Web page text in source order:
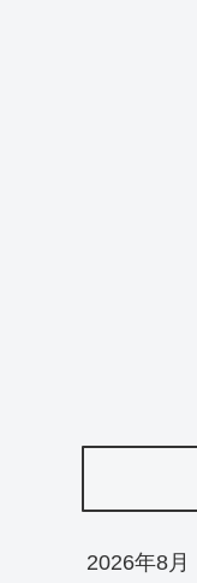
2026年8月